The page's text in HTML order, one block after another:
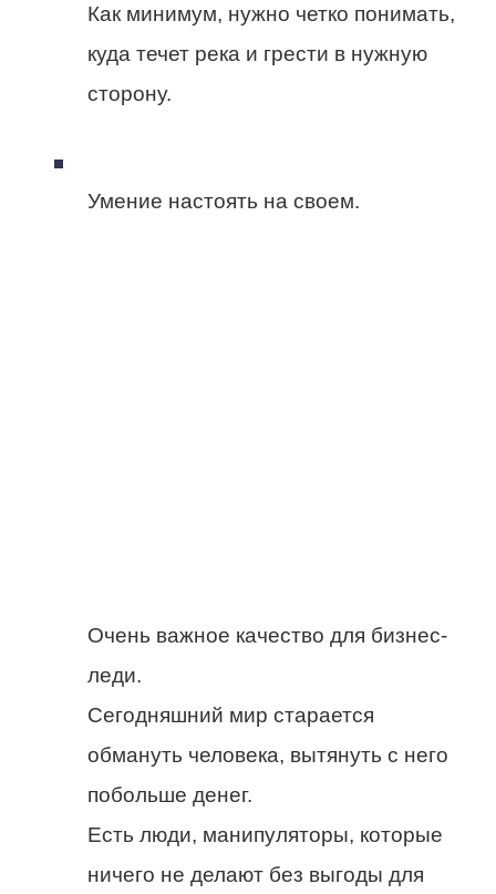
Как минимум, нужно четко понимать,
куда течет река и грести в нужную
сторону.
Умение настоять на своем.
Очень важное качество для бизнес-
леди.
Сегодняшний мир старается
обмануть человека, вытянуть с него
побольше денег.
Есть люди, манипуляторы, которые
ничего не делают без выгоды для